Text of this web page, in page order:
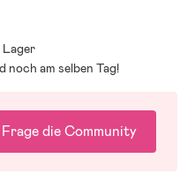
Lager
noch am selben Tag!
Frage die Community